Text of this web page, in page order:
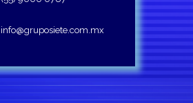
info@gruposiete.com.mx